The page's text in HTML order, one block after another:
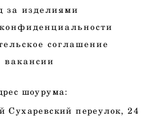
за изделиями
соглашение
вакансии
шоурума:
Сухаревский переулок, 24